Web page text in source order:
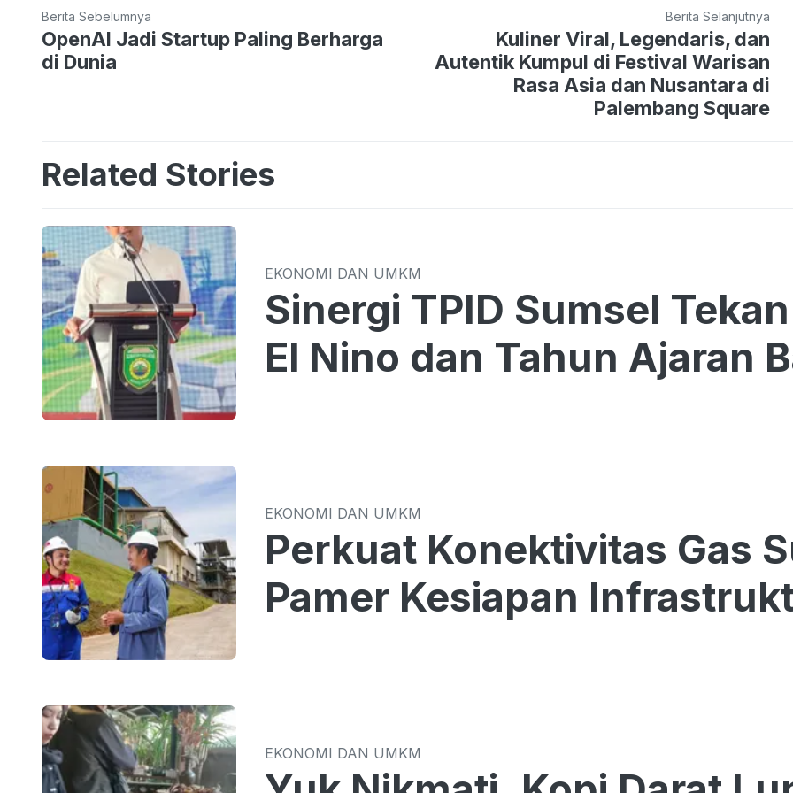
Berita Sebelumnya
OpenAI Jadi Startup Paling Berharga
di Dunia
Berita Selanjutnya
Kuliner Viral, Legendaris, dan
Autentik Kumpul di Festival Warisan
Rasa Asia dan Nusantara di
Palembang Square
Related Stories
EKONOMI DAN UMKM
Sinergi TPID Sumsel Tekan Harga di Tengah
El Nino dan Tahun Ajaran
EKONOMI DAN UMKM
Perkuat Konektivitas Gas
Pamer Kesiapan
EKONOMI DAN UMKM